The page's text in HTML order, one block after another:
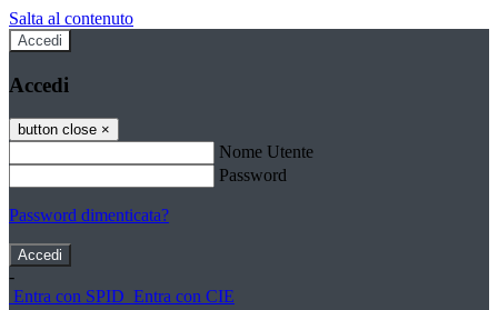
Salta al contenuto
Accedi
Accedi
button close ×
Nome Utente
Password
Password dimenticata?
-
Entra con SPID Entra con CIE